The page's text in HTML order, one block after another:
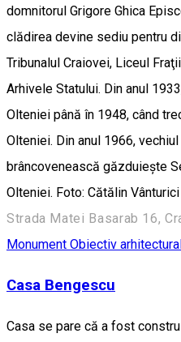
domnitorul Grigore Ghica
clădirea devine sediu pentru
Tribunalul Craiovei, Liceul
Arhivele Statului. Din anul
Olteniei până în 1948, când
Olteniei. Din anul 1966,
brâncovenească găzduiește
Olteniei. Foto: Cătălin Vânturici
Strada Matei Basarab 16,
Monument Obiectiv
Casa Bengescu
Casa se pare că a fost